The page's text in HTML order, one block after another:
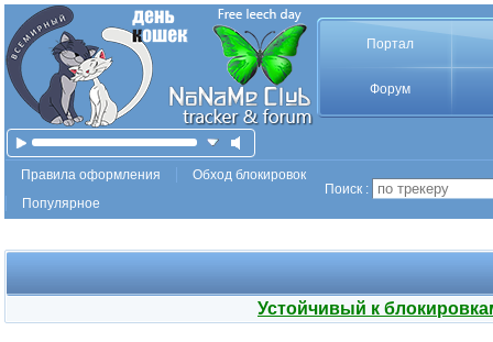
Портал
Форум
Правила оформления
Обход блокировок
Популярное
Поиск :
Устойчивый к